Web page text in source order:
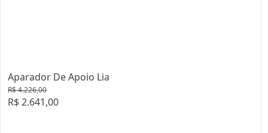
Aparador De Apoio Lia
R$ 4.226,00
R$ 2.641,00